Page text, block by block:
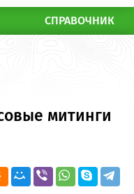
СПРАВОЧНИК
митинги